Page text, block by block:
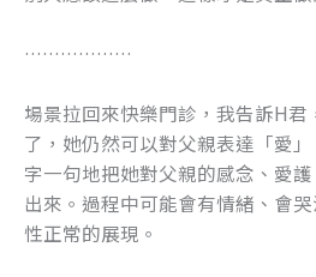
………………
場景拉回來快樂門診，我告訴H君
了，她仍然可以對父親表達「愛
字一句地把她對父親的感念、愛
出來。過程中可能會有情緒、會
性正常的展現。